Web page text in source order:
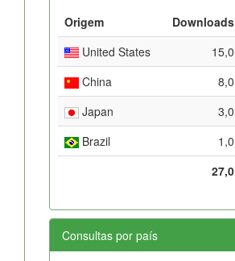
Origem Downloads
United States
15,0
China
8,0
Japan
3,0
Brazil
1,0
27,0
Consultas por país